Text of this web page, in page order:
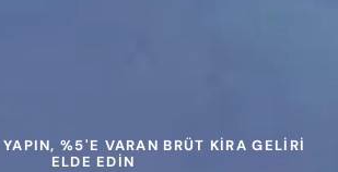
%5'E VARAN BRÜT KIRA GELIRI
ELDE EDIN